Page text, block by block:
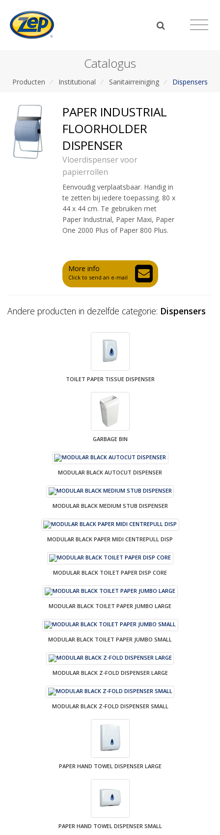
Catalogus
Producten / Institutional / Sanitairreiniging / Dispensers
PAPER INDUSTRIAL
FLOORHOLDER
DISPENSER
Vloerdispenser voor
papierrollen
Eenvoudig verplaatsbaar. Handig in
te zetten bij iedere toepassing. 80 x
44 x 44 cm. Te gebruiken met
Paper Industrial, Paper Maxi, Paper
One 2000 Plus of Paper 800 Plus.
More info
Click to send an e-mail
Andere producten in dezelfde categorie: Dispensers
TOILET PAPER TISSUE DISPENSER
GARBAGE BIN
MODULAR BLACK AUTOCUT DISPENSER
MODULAR BLACK MEDIUM STUB DISPENSER
MODULAR BLACK PAPER MIDI CENTREPULL DISP
MODULAR BLACK TOILET PAPER DISP CORE
MODULAR BLACK TOILET PAPER JUMBO LARGE
MODULAR BLACK TOILET PAPER JUMBO SMALL
MODULAR BLACK Z-FOLD DISPENSER LARGE
MODULAR BLACK Z-FOLD DISPENSER SMALL
PAPER HAND TOWEL DISPENSER LARGE
PAPER HAND TOWEL DISPENSER SMALL